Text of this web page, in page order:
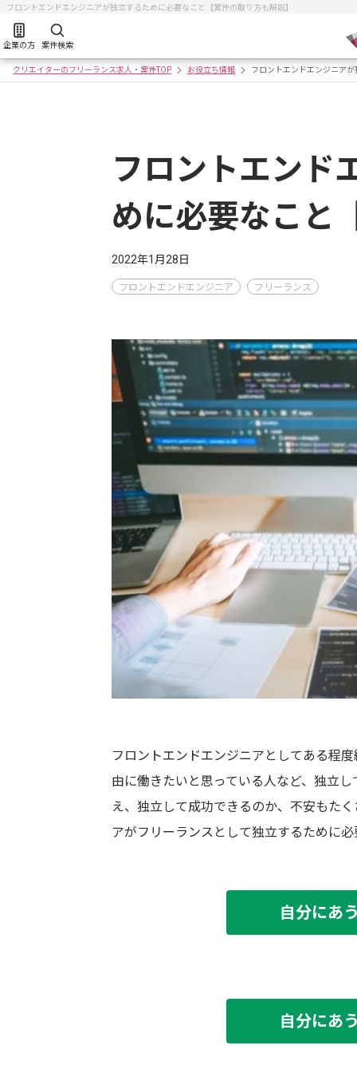
フロントエンドエンジニアが独立するために必要なこと【案件の取り方も解説】
企業の方 案件検索
クリエイターのフリーランス求人・案件TOP お役立ち情報 フロントエンドエンジニア
フロントエンド
めに必要なこと
2022年1月28日
フロントエンドエンジニア フリーランス
フロントエンドエンジニアとしてある程
由に働きたいと思っている人など、独立
え、独立して成功できるのか、不安もた
アがフリーランスとして独立するために
自分にあ
自分にあ